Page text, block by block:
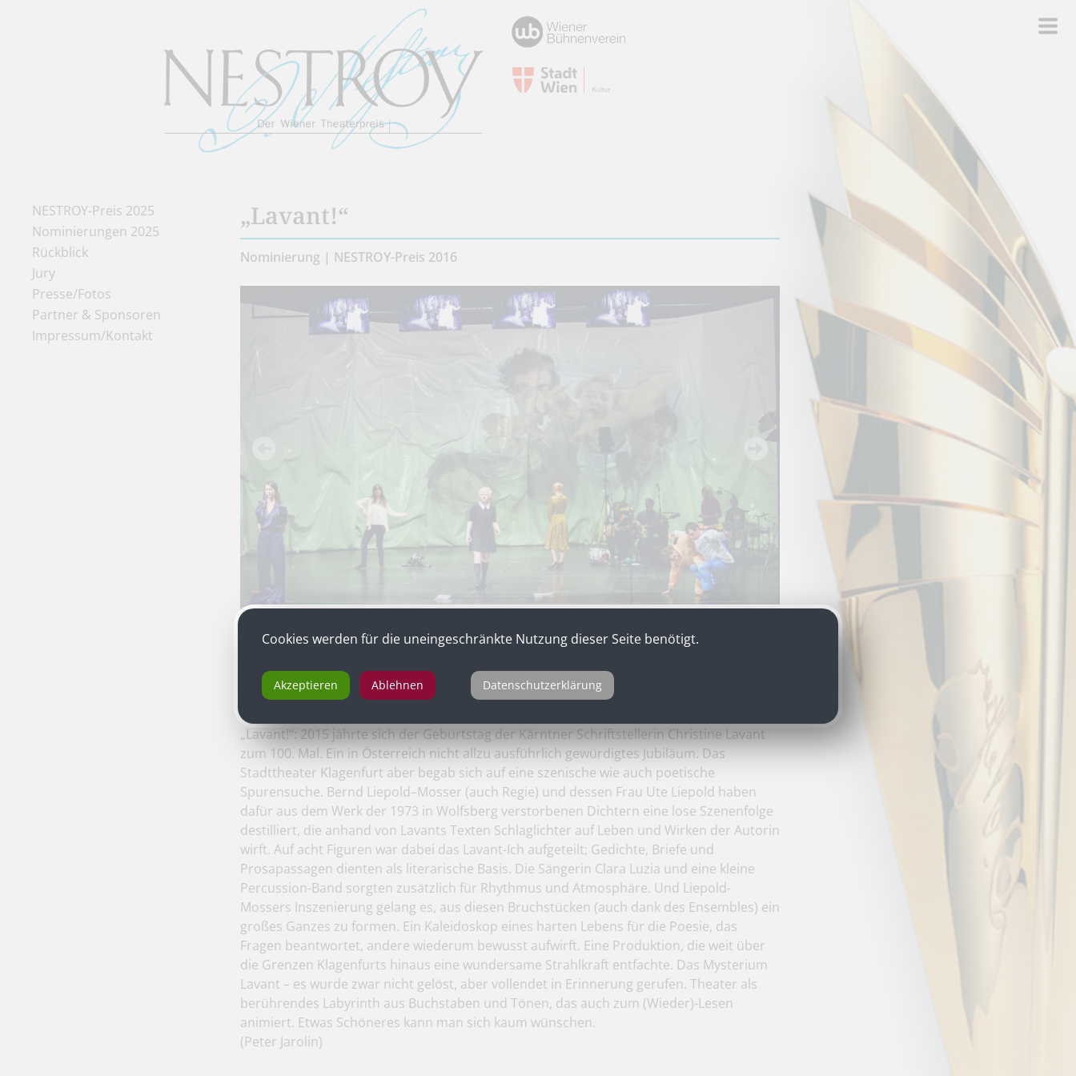
NESTROY-Preis 2025
Nominierungen 2025
Rückblick
Jury
Presse/Fotos
Partner & Sponsoren
Impressum/Kontakt
„Lavant!“
Nominierung | NESTROY-Preis 2016
Mosser und Ute Liepold, Stadttheater Klagenfurt
Jurybegründung
„Lavant!“: 2015 jährte sich der Geburtstag der Kärntner Schriftstellerin Christine Lavant
zum 100. Mal. Ein in Österreich nicht allzu ausführlich gewürdigtes Jubiläum. Das
Stadttheater Klagenfurt aber begab sich auf eine szenische wie auch poetische
Spurensuche. Bernd Liepold–Mosser (auch Regie) und dessen Frau Ute Liepold haben
dafür aus dem Werk der 1973 in Wolfsberg verstorbenen Dichtern eine lose Szenenfolge
destilliert, die anhand von Lavants Texten Schlaglichter auf Leben und Wirken der Autorin
wirft. Auf acht Figuren war dabei das Lavant-Ich aufgeteilt; Gedichte, Briefe und
Prosapassagen dienten als literarische Basis. Die Sängerin Clara Luzia und eine kleine
Percussion-Band sorgten zusätzlich für Rhythmus und Atmosphäre. Und Liepold-
Mossers Inszenierung gelang es, aus diesen Bruchstücken (auch dank des Ensembles) ein
großes Ganzes zu formen. Ein Kaleidoskop eines harten Lebens für die Poesie, das
Fragen beantwortet, andere wiederum bewusst aufwirft. Eine Produktion, die weit über
die Grenzen Klagenfurts hinaus eine wundersame Strahlkraft entfachte. Das Mysterium
Lavant – es wurde zwar nicht gelöst, aber vollendet in Erinnerung gerufen. Theater als
berührendes Labyrinth aus Buchstaben und Tönen, das auch zum (Wieder)-Lesen
animiert. Etwas Schöneres kann man sich kaum wünschen.
(Peter Jarolin)
Cookies werden für die uneingeschränkte Nutzung dieser Seite benötigt.
Akzeptieren Ablehnen Datenschutzerklärung